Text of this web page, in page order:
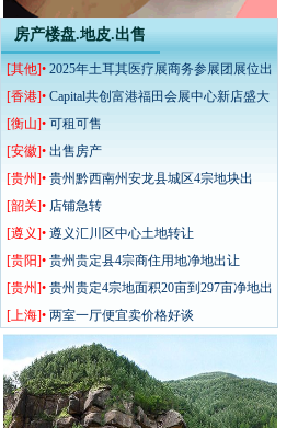
房产楼盘.地皮.出售
[其他]• 2025年土耳其医疗展商务参展团展位出
售
[香港]• Capital共创富港福田会展中心新店盛大
开业
[衡山]• 可租可售
[安徽]• 出售房产
[贵州]• 贵州黔西南州安龙县城区4宗地块出
让、
[韶关]• 店铺急转
[遵义]• 遵义汇川区中心土地转让
[贵阳]• 贵州贵定县4宗商住用地净地出让
[贵州]• 贵州贵定4宗地面积20亩到297亩净地出
让规划价格可谈
[上海]• 两室一厅便宜卖价格好谈